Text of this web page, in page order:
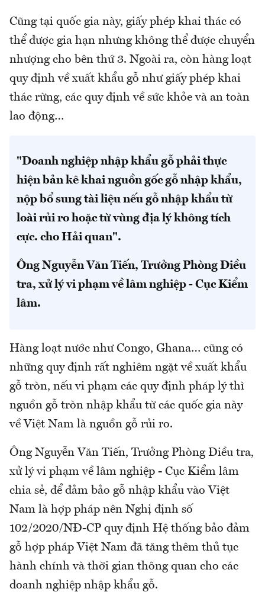
Cũng tại quốc gia này, giấy phép khai thác có
thể được gia hạn nhưng không thể được chuyển
nhượng cho bên thứ 3. Ngoài ra, còn hàng loạt
quy định về xuất khẩu gỗ như giấy phép khai
thác rừng, các quy định về sức khỏe và an toàn
lao động…
"Doanh nghiệp nhập khẩu gỗ phải thực
hiện bản kê khai nguồn gốc gỗ nhập khẩu,
nộp bổ sung tài liệu nếu gỗ nhập khẩu từ
loài rủi ro hoặc từ vùng địa lý không tích
cực. cho Hải quan".
Ông Nguyễn Văn Tiến, Trưởng Phòng Điều
tra, xử lý vi phạm về lâm nghiệp - Cục Kiểm
lâm.
Hàng loạt nước như Congo, Ghana… cũng có
những quy định rất nghiêm ngặt về xuất khẩu
gỗ tròn, nếu vi phạm các quy định pháp lý thì
nguồn gỗ tròn nhập khẩu từ các quốc gia này
về Việt Nam là nguồn gỗ rủi ro.
Ông Nguyễn Văn Tiến, Trưởng Phòng Điều tra,
xử lý vi phạm về lâm nghiệp - Cục Kiểm lâm
chia sẻ, để đảm bảo gỗ nhập khẩu vào Việt
Nam là hợp pháp nên Nghị định số
102/2020/NĐ-CP quy định Hệ thống bảo đảm
gỗ hợp pháp Việt Nam đã tăng thêm thủ tục
hành chính và thời gian thông quan cho các
doanh nghiệp nhập khẩu gỗ.